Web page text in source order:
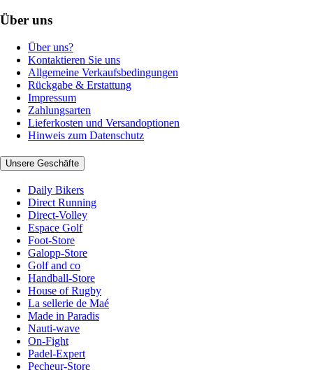
Über uns
Über uns?
Kontaktieren Sie uns
Allgemeine Verkaufsbedingungen
Rückgabe & Erstattung
Impressum
Zahlungsarten
Lieferkosten und Versandoptionen
Hinweis zum Datenschutz
Unsere Geschäfte
Daily Bikers
Direct Running
Direct-Volley
Espace Golf
Foot-Store
Galopp-Store
Golf and co
Handball-Store
House of Rugby
La sellerie de Maé
Made in Paradis
Nauti-wave
On-Fight
Padel-Expert
Pecheur-Store